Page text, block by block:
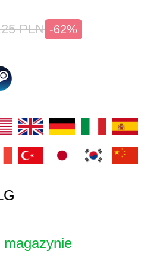
PLN -62%
magazynie